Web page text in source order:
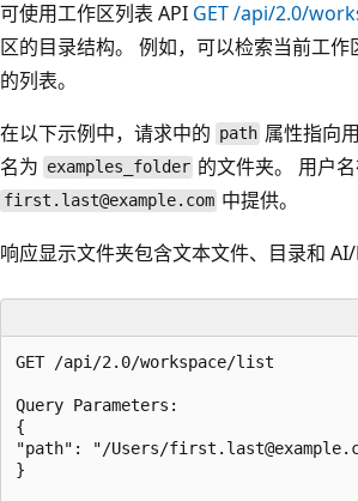
可使用工作区列表 API GET /api/2.0/
区的目录结构。 例如，可以检索当前工作
的列表。
在以下示例中，请求中的 path 属性指向
名为 examples_folder 的文件夹。 用户
first.last@example.com 中提供。
响应显示文件夹包含文本文件、目录和 AI/
GET /api/2.0/workspace/list
Query Parameters:
{
"path": "/Users/
}